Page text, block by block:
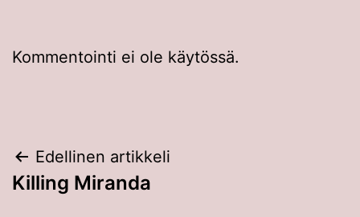
Kommentointi ei ole käytössä.
Artikkelien
selaus
Edellinen artikkeli
Killing Miranda